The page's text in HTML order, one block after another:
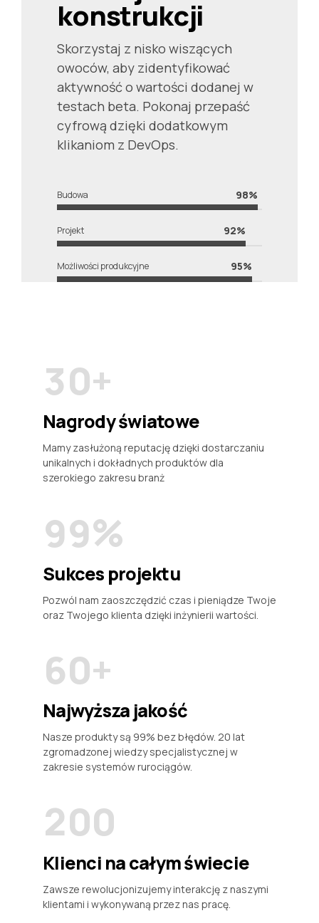
konstrukcji
Skorzystaj z nisko wiszących
owoców, aby zidentyfikować
aktywność o wartości dodanej w
testach beta. Pokonaj przepaść
cyfrową dzięki dodatkowym
klikaniom z DevOps.
Budowa 98%
Projekt 92%
Możliwości produkcyjne 95%
0
3
4
5
6
7
8
9
0
1
2
3
4
5
6
7
0+
Nagrody światowe
Mamy zasłużoną reputację dzięki dostarczaniu
unikalnych i dokładnych produktów dla
szerokiego zakresu branż
0
1
2
5
6
7
8
9
0
0
1
2
5
6
7
8
9
0
%
Sukces projektu
Pozwól nam zaoszczędzić czas i pieniądze Twoje
oraz Twojego klienta dzięki inżynierii wartości.
0
1
2
3
4
5
6
7
8
9
0
0
2
3
4
5
6
7
8
9
0+
Najwyższa jakość
Nasze produkty są 99% bez błędów. 20 lat
zgromadzonej wiedzy specjalistycznej w
zakresie systemów rurociągów.
0
1
2
3
4
0
1
2
3
4
5
6
7
8
9
0
0
1
2
3
4
5
6
7
8
9
0
Klienci na całym świecie
Zawsze rewolucjonizujemy interakcję z naszymi
klientami i wykonywaną przez nas pracę.